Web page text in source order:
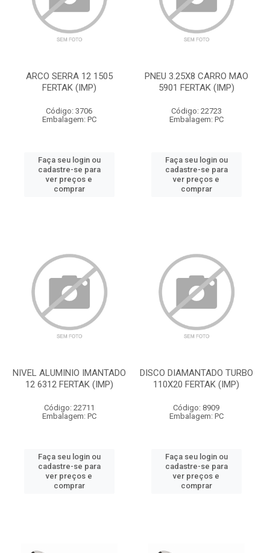
ARCO SERRA 12 1505
FERTAK (IMP)
Código: 3706
Embalagem: PC
Faça seu login ou
cadastre-se para
ver preços e
comprar
PNEU 3.25X8 CARRO MAO
5901 FERTAK (IMP)
Código: 22723
Embalagem: PC
Faça seu login ou
cadastre-se para
ver preços e
comprar
NIVEL ALUMINIO IMANTADO
12 6312 FERTAK (IMP)
Código: 22711
Embalagem: PC
Faça seu login ou
cadastre-se para
ver preços e
comprar
DISCO DIAMANTADO TURBO
110X20 FERTAK (IMP)
Código: 8909
Embalagem: PC
Faça seu login ou
cadastre-se para
ver preços e
comprar